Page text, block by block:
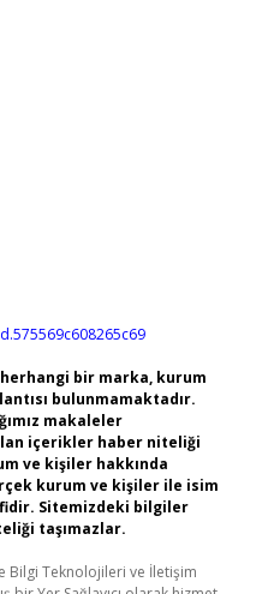
bir marka, kurum
bulunmamaktadır.
makaleler
içerikler haber niteliği
ve kişiler hakkında
kurum ve kişiler ile isim
Sitemizdeki bilgiler
taşımazlar.
Bilgi Teknolojileri ve İletişim